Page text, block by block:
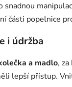
snadnou
části popelnice
i údržba
a madlo,
lepší přístup.